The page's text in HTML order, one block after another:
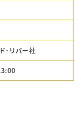
･リバー社